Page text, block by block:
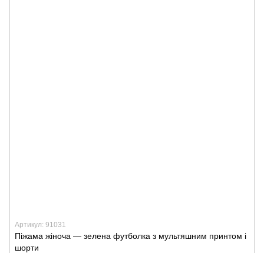
Артикул: 91031
Піжама жіноча — зелена футболка з мультяшним принтом і
шорти